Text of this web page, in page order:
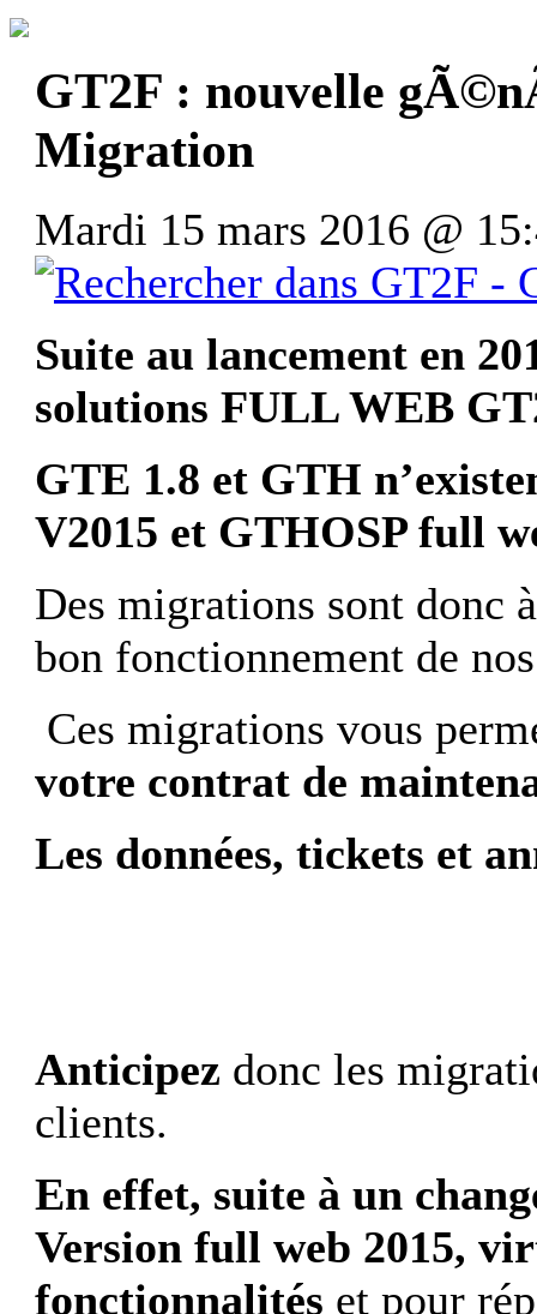
GT2F : nouvelle
Migration
Mardi 15 mars 2016 @
Suite au lancement en
solutions FULL WEB
GTE 1.8 et GTH
V2015 et GTHOSP full
Des migrations sont donc
bon fonctionnement de
Ces migrations vous
votre contrat de
Les données, tickets et
Anticipez donc les
clients.
En effet, suite à un
Version full web 2015,
fonctionnalités et pour